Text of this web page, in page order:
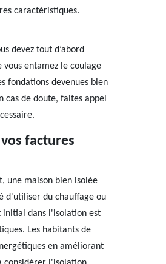
caractéristiques.
devez tout d’abord
entamez le coulage
fondations devenues bien
cas de doute, faites appel
factures
une maison bien isolée
d'utiliser du chauffage ou
initial dans l'isolation est
Les habitants de
en améliorant